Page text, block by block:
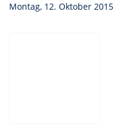
Montag, 12. Oktober 2015